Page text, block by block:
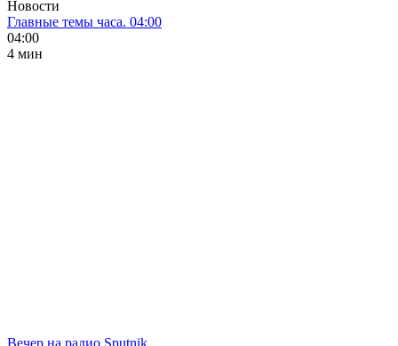
Новости
Главные темы часа. 04:00
04:00
4 мин
Вечер на радио Sputnik